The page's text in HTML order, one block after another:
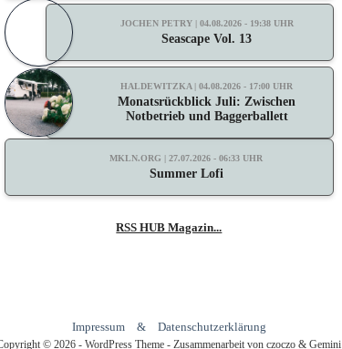
JOCHEN PETRY | 04.08.2026 - 19:38 UHR
Seascape Vol. 13
HALDEWITZKA | 04.08.2026 - 17:00 UHR
Monatsrückblick Juli: Zwischen
Notbetrieb und Baggerballett
MKLN.ORG | 27.07.2026 - 06:33 UHR
Summer Lofi
RSS HUB Magazin...
Impressum & Datenschutzerklärung
© 2026 - WordPress Theme - Zusammenarbeit von czoczo & Gemini